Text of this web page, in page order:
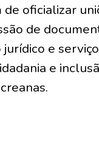
de oficializar
de
e
e